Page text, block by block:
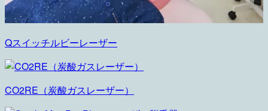
Qスイッチルビーレーザー
CO2RE（炭酸ガスレーザー）